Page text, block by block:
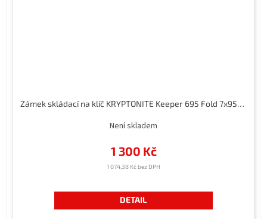
Zámek skládací na klíč KRYPTONITE Keeper 695 Fold 7x950mm
Není skladem
1 074,38 Kč bez DPH
1 300 Kč
DETAIL